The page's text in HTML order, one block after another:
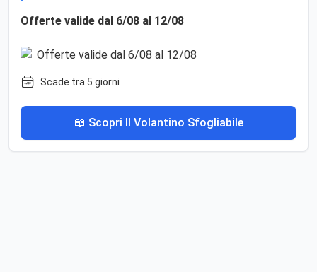
Offerte valide dal 6/08 al 12/08
Scade tra 5 giorni
📖 Scopri Il Volantino Sfogliabile